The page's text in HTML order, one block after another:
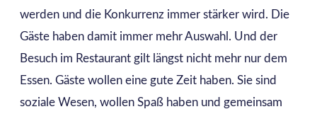
werden und die Konkurrenz immer stärker wird. Die
Gäste haben damit immer mehr Auswahl. Und der
Besuch im Restaurant gilt längst nicht mehr nur dem
Essen. Gäste wollen eine gute Zeit haben. Sie sind
soziale Wesen, wollen Spaß haben und gemeinsam